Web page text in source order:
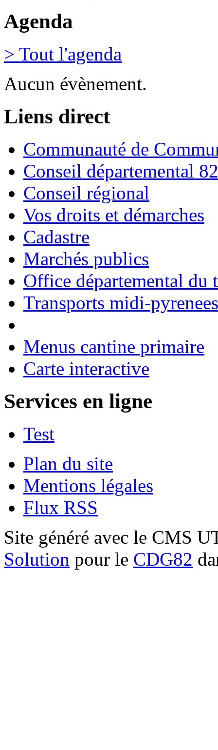
Agenda
> Tout l'agenda
Aucun évènement.
Liens direct
Communauté de
Conseil départemental 82
Conseil régional
Vos droits et démarches
Cadastre
Marchés publics
Office départemental du
Transports midi-pyrenees
Menus cantine primaire
Carte interactive
Services en ligne
Test
Plan du site
Mentions légales
Flux RSS
Site généré avec le CMS
Solution pour le CDG82